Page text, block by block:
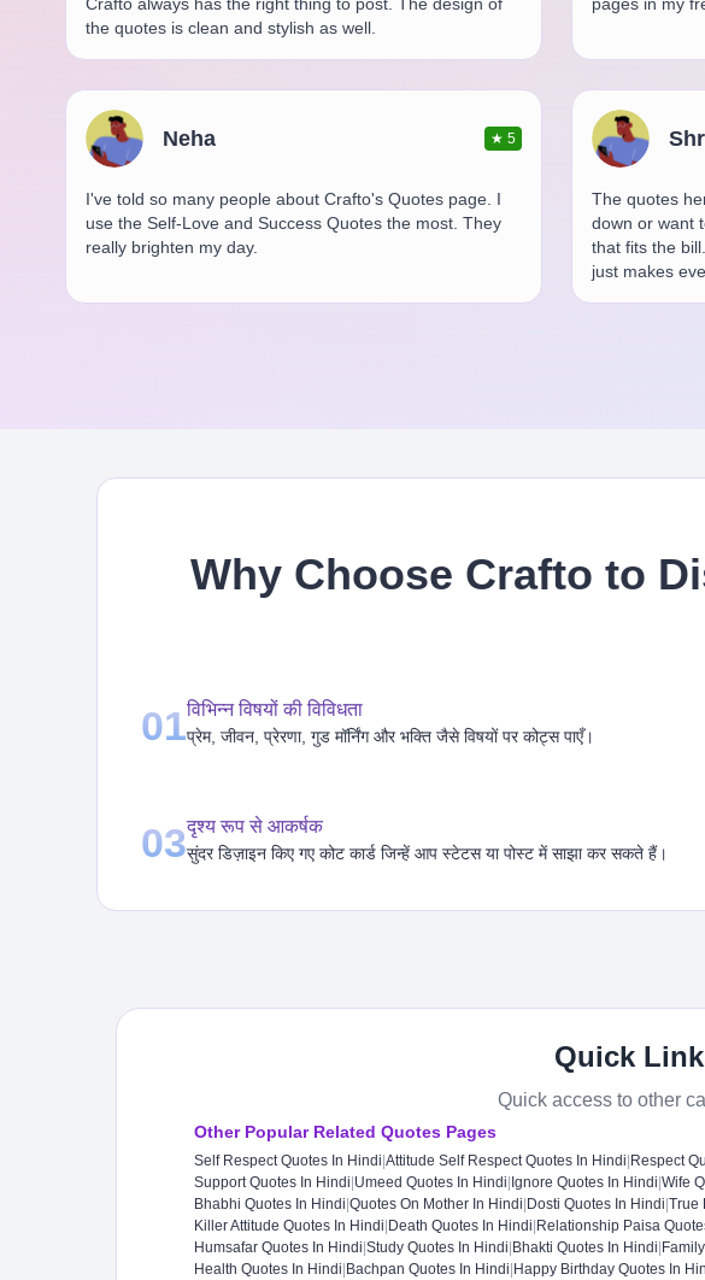
the quotes is clean and stylish as well.
Neha ★ 5
I've told so many people about Crafto's Quotes page. I
use the Self-Love and Success Quotes the most. They
really brighten my day.
The quotes
down or want
that fits the
just makes
Why Choose Crafto to
01विभिन्न विषयों की विविधता
प्रेम, जीवन, प्रेरणा, गुड मॉर्निंग और भक्ति जैसे विषयों पर कोट्स पाएँ।
03दृश्य रूप से आकर्षक
सुंदर डिज़ाइन किए गए कोट कार्ड जिन्हें आप स्टेटस या पोस्ट में साझा कर सकते हैं।
Quick
Quick access to other
Other Popular Related Quotes Pages
Self Respect Quotes In Hindi|Attitude Self Respect Quotes In Hindi|Respect
Support Quotes In Hindi​|Umeed Quotes In Hindi|Ignore Quotes In Hindi|Wife
Bhabhi Quotes In Hindi|Quotes On Mother In Hindi|Dosti Quotes In Hindi​|True
Killer Attitude Quotes In Hindi|Death Quotes In Hindi​|Relationship Paisa
Humsafar Quotes In Hindi|Study Quotes In Hindi|Bhakti Quotes In Hindi|
Health Quotes In Hindi​|Bachpan Quotes In Hindi|Happy Birthday Quotes In